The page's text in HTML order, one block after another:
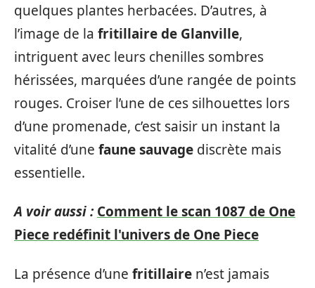
quelques plantes herbacées. D’autres, à
l’image de la fritillaire de Glanville,
intriguent avec leurs chenilles sombres
hérissées, marquées d’une rangée de points
rouges. Croiser l’une de ces silhouettes lors
d’une promenade, c’est saisir un instant la
vitalité d’une faune sauvage discrète mais
essentielle.
A voir aussi : Comment le scan 1087 de One
Piece redéfinit l'univers de One Piece
La présence d’une fritillaire n’est jamais